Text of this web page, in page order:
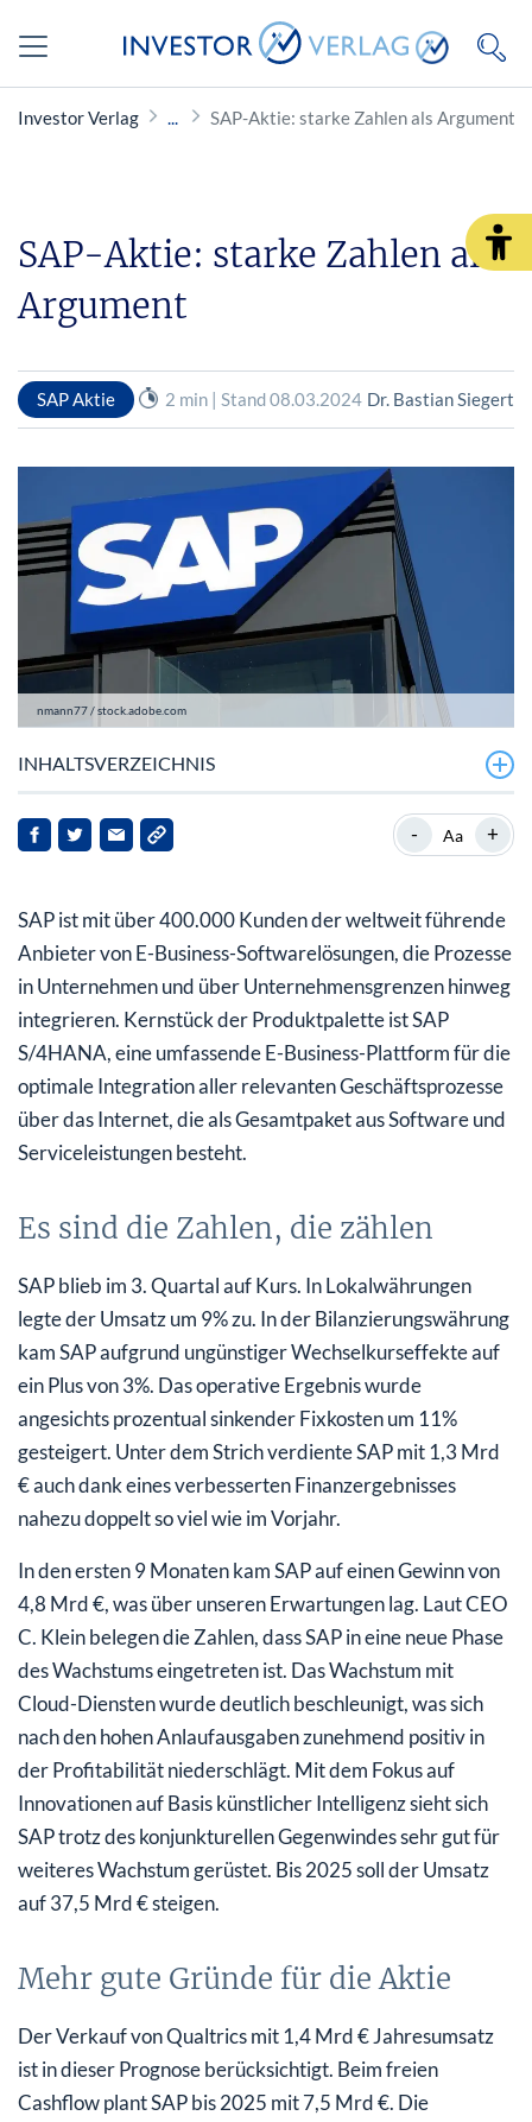
Investor Verlag SAP-Aktie: starke Zahlen als Argument
SAP-Aktie: starke Zahlen als
Argument
SAP Aktie 2 min | Stand 08.03.2024 Dr. Bastian Siegert
nmann77 / stock.adobe.com
INHALTSVERZEICHNIS
Es sind die Zahlen, die zählen
- Aa +
SAP ist mit über 400.000 Kunden der weltweit führende
Anbieter von E-Business-Softwarelösungen, die Prozesse
in Unternehmen und über Unternehmensgrenzen hinweg
integrieren. Kernstück der Produktpalette ist SAP
S/4HANA, eine umfassende E-Business-Plattform für die
optimale Integration aller relevanten Geschäftsprozesse
über das Internet, die als Gesamtpaket aus Software und
Serviceleistungen besteht.
Es sind die Zahlen, die zählen
SAP blieb im 3. Quartal auf Kurs. In Lokalwährungen
legte der Umsatz um 9% zu. In der Bilanzierungswährung
kam SAP aufgrund ungünstiger Wechselkurseffekte auf
ein Plus von 3%. Das operative Ergebnis wurde
angesichts prozentual sinkender Fixkosten um 11%
gesteigert. Unter dem Strich verdiente SAP mit 1,3 Mrd
€ auch dank eines verbesserten Finanzergebnisses
nahezu doppelt so viel wie im Vorjahr.
In den ersten 9 Monaten kam SAP auf einen Gewinn von
4,8 Mrd €, was über unseren Erwartungen lag. Laut CEO
C. Klein belegen die Zahlen, dass SAP in eine neue Phase
des Wachstums eingetreten ist. Das Wachstum mit
Cloud-Diensten wurde deutlich beschleunigt, was sich
nach den hohen Anlaufausgaben zunehmend positiv in
der Profitabilität niederschlägt. Mit dem Fokus auf
Innovationen auf Basis künstlicher Intelligenz sieht sich
SAP trotz des konjunkturellen Gegenwindes sehr gut für
weiteres Wachstum gerüstet. Bis 2025 soll der Umsatz
auf 37,5 Mrd € steigen.
Mehr gute Gründe für die Aktie
Der Verkauf von Qualtrics mit 1,4 Mrd € Jahresumsatz
ist in dieser Prognose berücksichtigt. Beim freien
Cashflow plant SAP bis 2025 mit 7,5 Mrd €. Die